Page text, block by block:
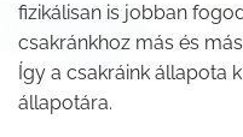
fizikálisan is jobban
csakránkhoz más és
Így a csakráink állapota
állapotára.